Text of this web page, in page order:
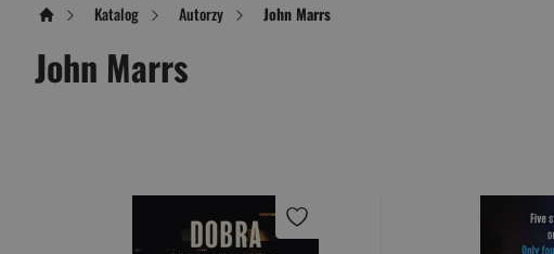
Katalog Autorzy John Marrs
John Marrs